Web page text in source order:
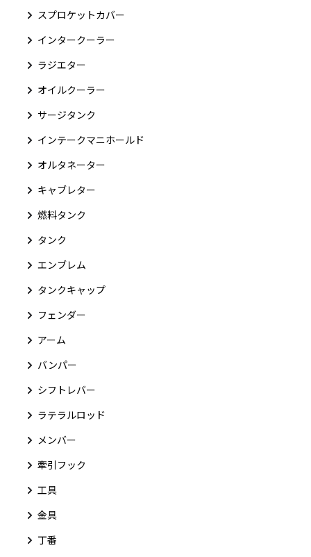
スプロケットカバー
インタークーラー
ラジエター
オイルクーラー
サージタンク
インテークマニホールド
オルタネーター
キャブレター
燃料タンク
タンク
エンブレム
タンクキャップ
フェンダー
アーム
バンパー
シフトレバー
ラテラルロッド
メンバー
牽引フック
工具
金具
丁番